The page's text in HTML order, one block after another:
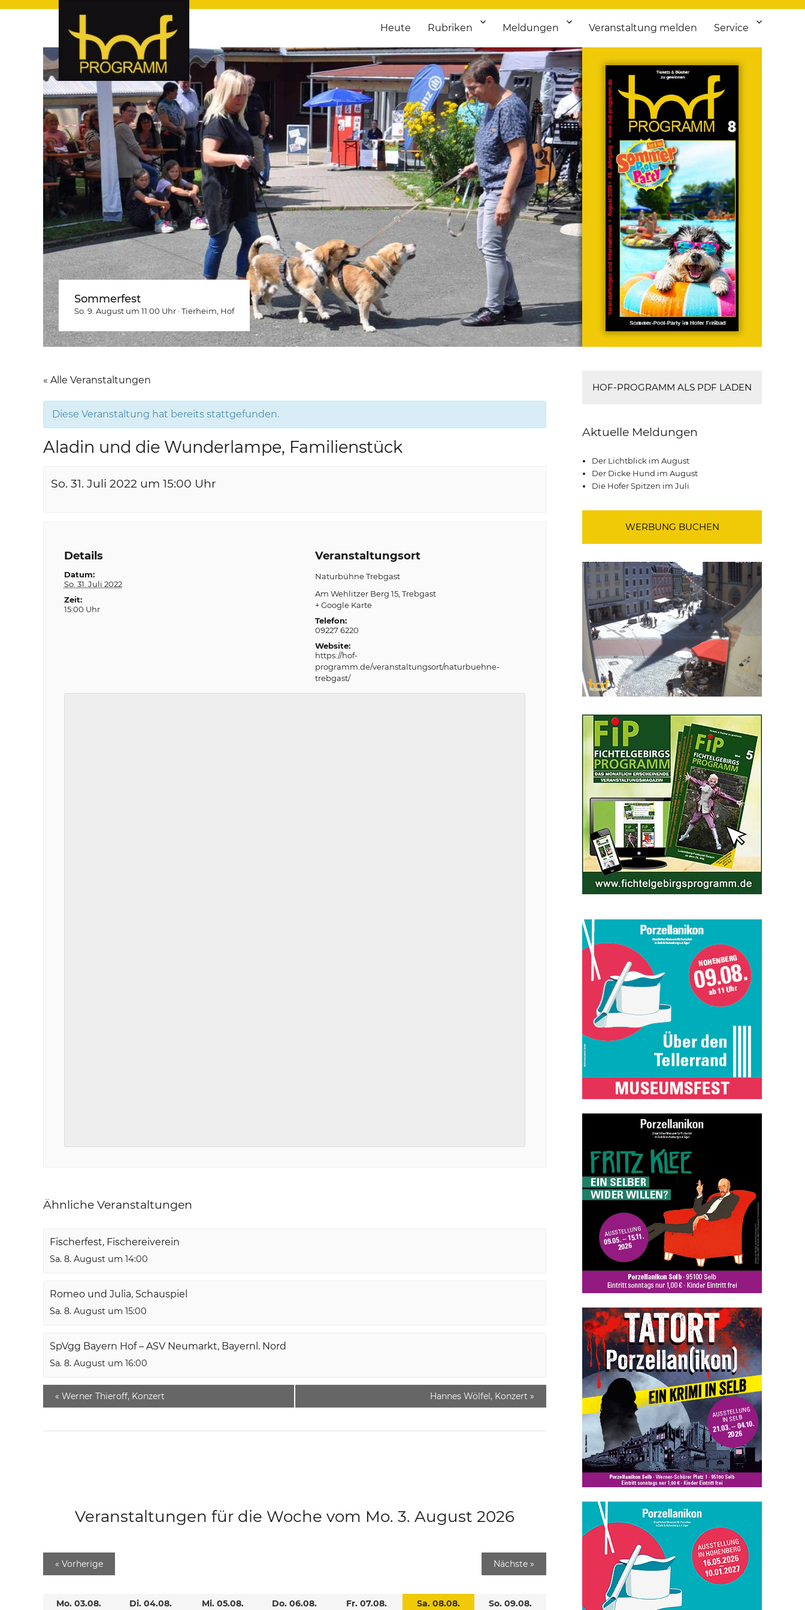
hof-programm – das Veranstaltungsportal für Hochfranken
hof-programm – das Veranstaltungsportal für Hof und Hochfranken. Täglich aktuelle Termine von Kultur bis Sport, von Theater bis Flohmarkt.
Heute Rubriken Meldungen Veranstaltung melden Service
Sommerfest
So. 9. August um 11:00 Uhr ·Tierheim , Hof
« Alle Veranstaltungen
Diese Veranstaltung hat bereits stattgefunden.
Aladin und die Wunderlampe, Familienstück
So. 31. Juli 2022 um 15:00 Uhr
Details
Datum:
So. 31. Juli 2022
Zeit:
15:00 Uhr
Veranstaltungsort
Naturbühne Trebgast
Am Wehlitzer Berg 15 Trebgast
+ Google Karte
Telefon:
09227 6220
Website:
https://hof-
programm.de/veranstaltungsort/naturbuehne-
trebgast/
Ähnliche Veranstaltungen
Fischerfest, Fischereiverein
Sa. 8. August um 14:00
Romeo und Julia, Schauspiel
Sa. 8. August um 15:00
SpVgg Bayern Hof – ASV Neumarkt, Bayernl. Nord
Sa. 8. August um 16:00
« Werner Thieroff, Konzert Hannes Wölfel, Konzert »
Veranstaltungen für die Woche vom Mo. 3. August 2026
« Vorherige Nächste »
Mo. 03.08. Di. 04.08. Mi. 05.08. Do. 06.08. Fr. 07.08. Sa. 08.08. So. 09.08.
HOF-PROGRAMM ALS PDF LADEN
Aktuelle Meldungen
Der Lichtblick im August
Der Dicke Hund im August
Die Hofer Spitzen im Juli
WERBUNG BUCHEN